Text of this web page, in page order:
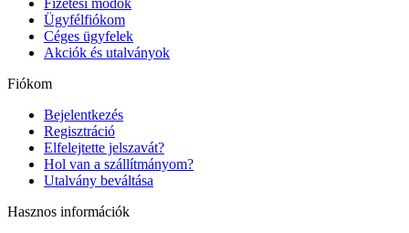
Ügyfélfiókom
Céges ügyfelek
Akciók és utalványok
Fiókom
Bejelentkezés
Regisztráció
Elfelejtette jelszavát?
Hol van a szállítmányom?
Utalvány beváltása
Hasznos információk